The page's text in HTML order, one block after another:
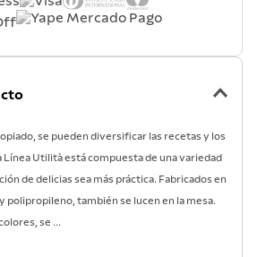
se pueden diversificar las recetas y los
Línea Utilità está compuesta de una variedad
de delicias sea más práctica. Fabricados en
polipropileno, también se lucen en la mesa.
se ...